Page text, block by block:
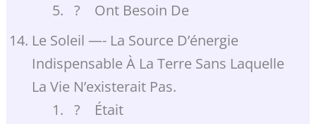
? Ont Besoin De
Le Soleil —- La Source D’énergie
Indispensable À La Terre Sans Laquelle
La Vie N’existerait Pas.
? Était